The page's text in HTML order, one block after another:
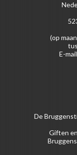
(op
E-
De
Giften